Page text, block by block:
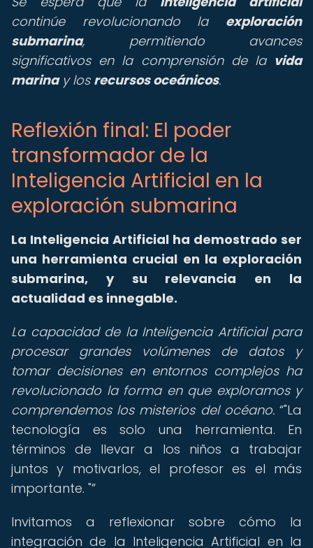
continúe revolucionando la exploración
submarina, permitiendo avances
significativos en la comprensión de la vida
marinay los recursos oceánicos.
Reflexión final: El poder
transformador de la
Inteligencia Artificial en la
exploración submarina
La Inteligencia Artificial ha demostrado ser
una herramienta crucial en la exploración
submarina, y su relevancia en la
actualidad es innegable.
La capacidad de la Inteligencia Artificial para
procesar grandes volúmenes de datos y
tomar decisiones en entornos complejos ha
revolucionado la forma en que exploramos y
comprendemos los misterios del océano. "La
tecnología es solo una herramienta. En
términos de llevar a los niños a trabajar
juntos y motivarlos, el profesor es el más
importante. "
Invitamos a reflexionar sobre cómo la
integración de la Inteligencia Artificial en la